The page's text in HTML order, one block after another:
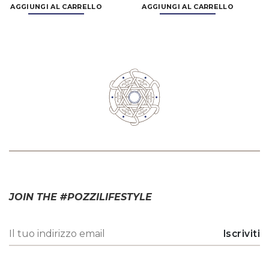
AGGIUNGI AL CARRELLO AGGIUNGI AL CARRELLO
JOIN THE #POZZILIFESTYLE